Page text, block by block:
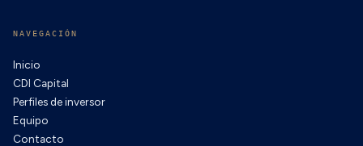
NAVEGACIÓN
Inicio
CDI Capital
Perfiles de inversor
Equipo
Contacto